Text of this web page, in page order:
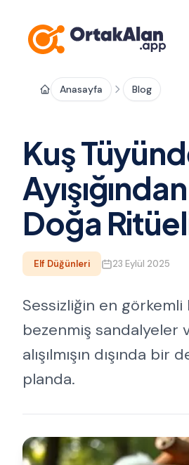
Anasayfa Blog
Kuş
Doğa
Elf Düğünleri 23 Eylül 2025
Sessizliğin en görkemli
bezenmiş sandalyeler
alışılmışın dışında
planda.